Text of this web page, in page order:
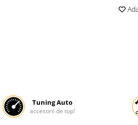
Tuning Auto
accesorii de top!